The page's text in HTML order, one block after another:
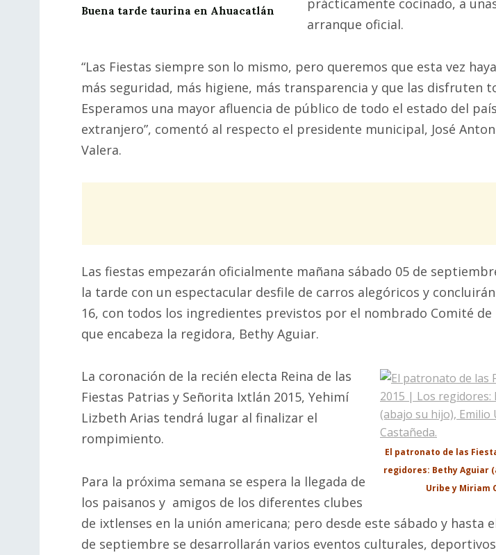
Buena tarde taurina en Ahuacatlán
prácticamente cocinado, a
arranque oficial.
“Las Fiestas siempre son lo mismo, pero queremos que esta vez
más seguridad, más higiene, más transparencia y que las disfruten
Esperamos una mayor afluencia de público de todo el estado del
extranjero”, comentó al respecto el presidente municipal, José
Valera.
Las fiestas empezarán oficialmente mañana sábado 05 de
la tarde con un espectacular desfile de carros alegóricos y
16, con todos los ingredientes previstos por el nombrado Comité de
que encabeza la regidora, Bethy Aguiar.
El patronato de las
regidores: Bethy Aguiar
Uribe y Miriam
La coronación de la recién electa Reina de las
Fiestas Patrias y Señorita Ixtlán 2015, Yehimí
Lizbeth Arias tendrá lugar al finalizar el
rompimiento.
Para la próxima semana se espera la llegada de
los paisanos y amigos de los diferentes clubes
de ixtlenses en la unión americana; pero desde este sábado y hasta
de septiembre se desarrollarán varios eventos culturales,